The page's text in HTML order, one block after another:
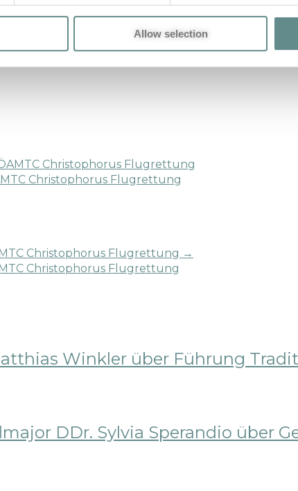
Allow selection
gerhard moser HEMS Hubschrauber
Christophorus Flugrettung
Christophorus Flugrettung
Christophorus Flugrettung →
Christophorus Flugrettung
Winkler über Führung
DDr. Sylvia Sperandio über